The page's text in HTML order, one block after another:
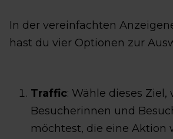
In der vereinfachten
hast du vier Optionen zur
Traffic: Wähle dieses
Besucherinnen und
möchtest, die eine Aktion